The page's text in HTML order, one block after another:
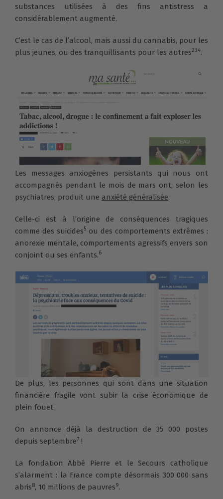
substances utilisées à des fins antistress a
considérablement augmenté.
C’est le cas de l’alcool, mais aussi du cannabis, pour les
plus jeunes, ou des tranquillisants pour les autres234.
Les messages anxiogènes persistants qui nous ont
accompagnés pendant le mois de mars ont, selon les
psychiatres, produit une anxiété généralisée.
Celle-ci est à l’origine de conséquences tragiques
comme des suicides5 ou des comportements extrêmes :
anorexie mentale, comportements agressifs envers son
conjoint ou ses enfants.6
De plus, les personnes qui sont dans une situation
financière fragile vont subir la crise économique de
plein fouet.
On annonce déjà la destruction de 35 000 postes
depuis septembre7 !
La fondation Abbé Pierre et le Secours catholique
s’alarment : la France compte désormais 300 000 sans
abris8, 10 millions de pauvres9.